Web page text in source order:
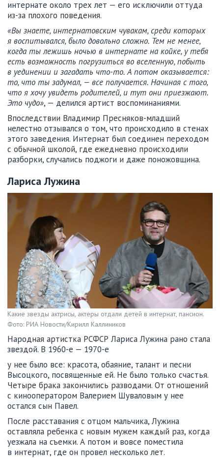
интернате около трех лет — его исключили оттуда
из-за плохого поведения.
«Вы знаете, интернатовским чувакам, среди которых
я воспитывался, было довольно сложно. Тем не менее,
когда ты лежишь ночью в интернате на койке, у тебя
есть возможность погрузиться во вселенную, побыть
в уединении и загадать что-то. А потом оказывается:
то, что ты задумал, — все получается. Начиная с того,
что я хочу увидеть родителей, и тут они приезжают.
Это чудо», — делился артист воспоминаниями.
Впоследствии Владимир Пресняков-младший
нелестно отзывался о том, что происходило в стенах
этого заведения. Интернат был соединен переходом
с обычной школой, где ежедневно происходили
разборки, случались поджоги и даже поножовщина.
Лариса Лужина
Какие звезды актрисы, актеры отдали детей в интернат, пансион.
Фото: РИА Новости/Кирилл Каллиников
Народная артистка РСФСР Лариса Лужина рано стала
звездой. В 1960-е — 1970-е
у нее было все: красота, обаяние, талант и песни
Высоцкого, посвященные ей. Не было только счастья.
Четыре брака закончились разводами. От отношений
с кинооператором Валерием Шуваловым у нее
остался сын Павел.
После расставания с отцом мальчика, Лужина
оставляла ребенка с новым мужем каждый раз, когда
уезжала на съемки. А потом и вовсе поместила
в интернат, где он провел несколько лет.